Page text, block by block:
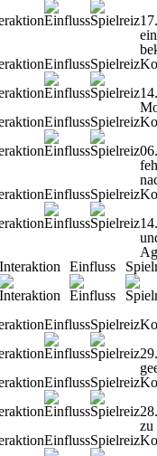
EinflussSpielreiz
EinflussSpielreiz
EinflussSpielreiz
Interaktion Einfluss
EinflussSpielreiz
EinflussSpielreiz
zu
EinflussSpielreiz